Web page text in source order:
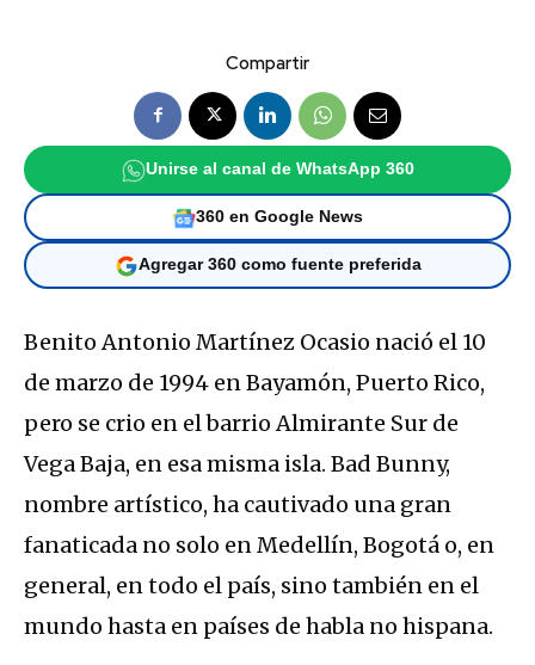
Compartir
Unirse al canal de WhatsApp 360
360 en Google News
Agregar 360 como fuente preferida
Benito Antonio Martínez Ocasio nació el 10
de marzo de 1994 en Bayamón, Puerto Rico,
pero se crio en el barrio Almirante Sur de
Vega Baja, en esa misma isla. Bad Bunny,
nombre artístico, ha cautivado una gran
fanaticada no solo en Medellín, Bogotá o, en
general, en todo el país, sino también en el
mundo hasta en países de habla no hispana.